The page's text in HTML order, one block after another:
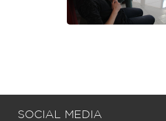
SOCIAL MEDIA